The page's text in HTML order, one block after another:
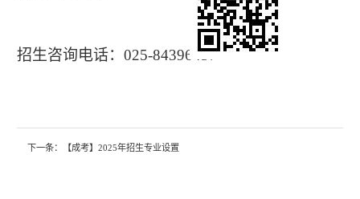
招生咨询电话： 025-84396437
下一条： 【成考】2025年招生专业设置